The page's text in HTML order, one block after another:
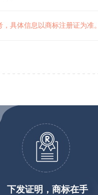
具体信息以商标注册证为准。
下发证明，商标在手